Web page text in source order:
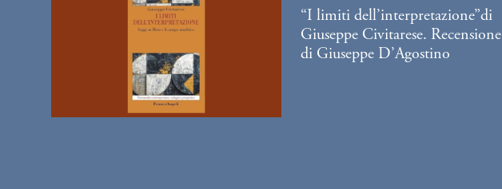
“I limiti dell’interpretazione”di
Giuseppe Civitarese. Recensione
di Giuseppe D’Agostino